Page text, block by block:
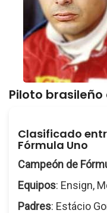
Piloto
Clasificado
Fórmula Uno
Campeón de
Equipos: Ensign,
Padres: Estácio